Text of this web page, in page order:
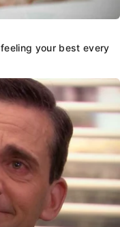
your best every